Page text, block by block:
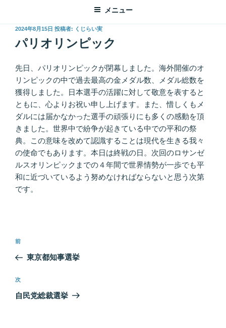
メニュー
投
日:
2024年8月15日 投稿者: くじらい実
パリオリンピック
先日、パリオリンピックが閉幕しました。海外開催のオ
リンピックの中で過去最高の金メダル数、メダル総数を
獲得しました。日本選手の活躍に対して敬意を表すると
ともに、心よりお祝い申し上げます。また、惜しくもメ
ダルには届かなかった選手の頑張りにも多くの感動を頂
きました。世界中で紛争が起きている中での平和の祭
典。この意味を改めて認識することは現代を生きる我々
の使命でもあります。本日は終戦の日。次回のロサンゼ
ルスオリンピックまでの４年間で世界情勢が一歩でも平
和に近づいているよう努めなければならないと思う次第
です。
投
ビ
ゲ
過
去
投
稿
前
東京都知事選挙
次
の
次
自民党総裁選挙